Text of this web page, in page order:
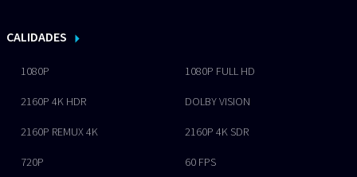
CALIDADES
1080P 1080P FULL HD
2160P 4K HDR DOLBY VISION
2160P REMUX 4K 2160P 4K SDR
720P 60 FPS